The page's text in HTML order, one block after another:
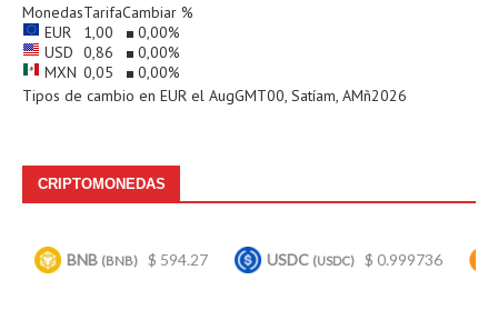
MonedasTarifaCambiar %
EUR
1,00 0,00%
USD 0,86 0,00%
MXN 0,05 0,00%
Tipos de cambio en EUR el AugGMT00, Satíam, AMñ2026
CRIPTOMONEDAS
BNB(BNB) $ 594.27 USDC (USDC) $ 0.999736